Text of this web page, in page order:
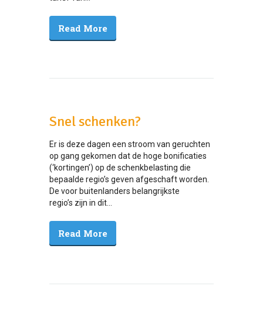
Read More
Snel schenken?
Er is deze dagen een stroom van geruchten
op gang gekomen dat de hoge bonificaties
(‘kortingen’) op de schenkbelasting die
bepaalde regio’s geven afgeschaft worden.
De voor buitenlanders belangrijkste
regio’s zijn in dit...
Read More